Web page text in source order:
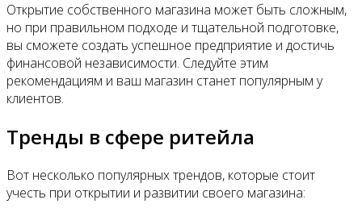
Открытие собственного магазина может быть сложным,
но при правильном подходе и тщательной подготовке,
вы сможете создать успешное предприятие и достичь
финансовой независимости. Следуйте этим
рекомендациям и ваш магазин станет популярным у
клиентов.
Тренды в сфере ритейла
Вот несколько популярных трендов, которые стоит
учесть при открытии и развитии своего магазина: